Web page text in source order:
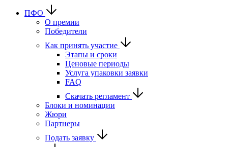
ПФО
О премии
Победители
Как принять участие
Этапы и сроки
Ценовые периоды
Услуга упаковки заявки
FAQ
Скачать регламент
Блоки и номинации
Жюри
Партнеры
Подать заявку